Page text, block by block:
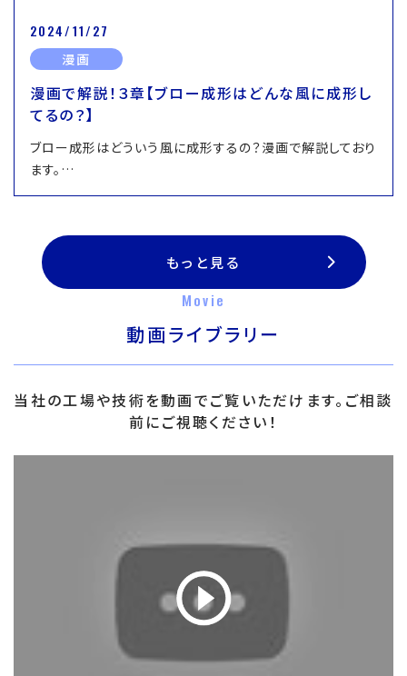
2024/11/27
漫画
漫画で解説！３章【ブロー成形はどんな風に成形し
てるの？】
ブロー成形はどういう風に成形するの？漫画で解説しており
ます。…
もっと見る
Movie
動画ライブラリー
当社の工場や技術を動画でご覧いただけます。ご相談
前にご視聴ください！